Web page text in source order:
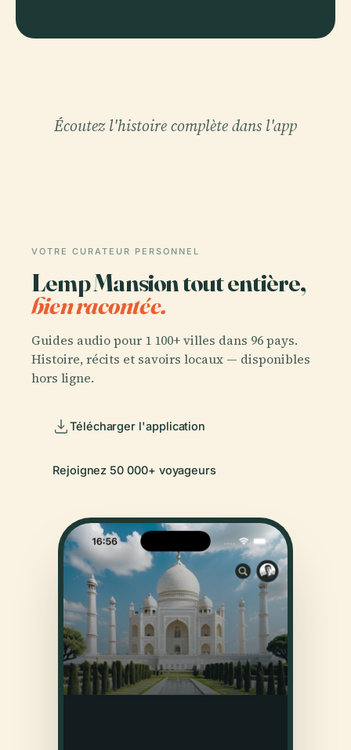
Écoutez l'histoire complète dans l'app
VOTRE CURATEUR PERSONNEL
Lemp Mansion tout entière,
bien racontée.
Guides audio pour 1 100+ villes dans 96 pays.
Histoire, récits et savoirs locaux — disponibles
hors ligne.
Télécharger l'application
Rejoignez 50 000+ voyageurs